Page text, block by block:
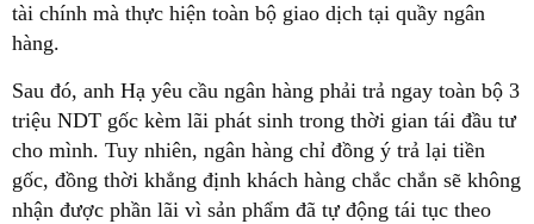
tài chính mà thực hiện toàn bộ giao dịch tại quầy ngân
hàng.
Sau đó, anh Hạ yêu cầu ngân hàng phải trả ngay toàn bộ 3
triệu NDT gốc kèm lãi phát sinh trong thời gian tái đầu tư
cho mình. Tuy nhiên, ngân hàng chỉ đồng ý trả lại tiền
gốc, đồng thời khẳng định khách hàng chắc chắn sẽ không
nhận được phần lãi vì sản phẩm đã tự động tái tục theo